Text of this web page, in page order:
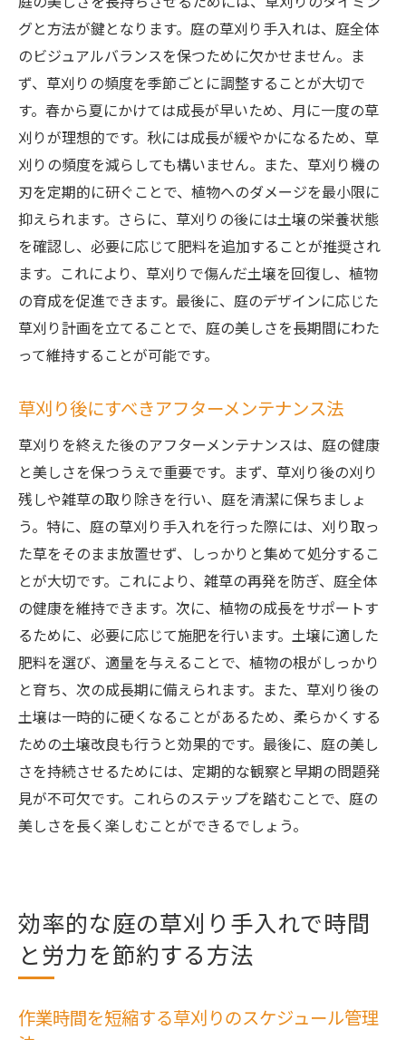
グと方法が鍵となります。庭の草刈り手入れは、庭全体
のビジュアルバランスを保つために欠かせません。ま
ず、草刈りの頻度を季節ごとに調整することが大切で
す。春から夏にかけては成長が早いため、月に一度の草
刈りが理想的です。秋には成長が緩やかになるため、草
刈りの頻度を減らしても構いません。また、草刈り機の
刃を定期的に研ぐことで、植物へのダメージを最小限に
抑えられます。さらに、草刈りの後には土壌の栄養状態
を確認し、必要に応じて肥料を追加することが推奨され
ます。これにより、草刈りで傷んだ土壌を回復し、植物
の育成を促進できます。最後に、庭のデザインに応じた
草刈り計画を立てることで、庭の美しさを長期間にわた
って維持することが可能です。
草刈り後にすべきアフターメンテナンス法
草刈りを終えた後のアフターメンテナンスは、庭の健康
と美しさを保つうえで重要です。まず、草刈り後の刈り
残しや雑草の取り除きを行い、庭を清潔に保ちましょ
う。特に、庭の草刈り手入れを行った際には、刈り取っ
た草をそのまま放置せず、しっかりと集めて処分するこ
とが大切です。これにより、雑草の再発を防ぎ、庭全体
の健康を維持できます。次に、植物の成長をサポートす
るために、必要に応じて施肥を行います。土壌に適した
肥料を選び、適量を与えることで、植物の根がしっかり
と育ち、次の成長期に備えられます。また、草刈り後の
土壌は一時的に硬くなることがあるため、柔らかくする
ための土壌改良も行うと効果的です。最後に、庭の美し
さを持続させるためには、定期的な観察と早期の問題発
見が不可欠です。これらのステップを踏むことで、庭の
美しさを長く楽しむことができるでしょう。
効率的な庭の草刈り手入れで時間
と労力を節約する方法
作業時間を短縮する草刈りのスケジュール管理